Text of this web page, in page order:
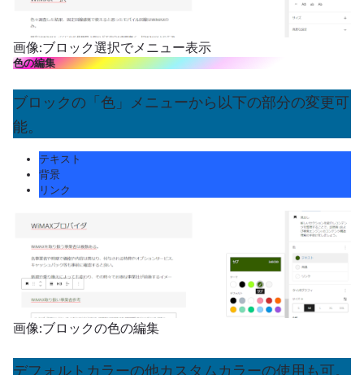
画像:ブロック選択でメニュー表示
色の編集
ブロックの「色」メニューから以下の部分の変更可
能。
テキスト
背景
リンク
画像:ブロックの色の編集
デフォルトカラーの他カスタムカラーの使用も可。